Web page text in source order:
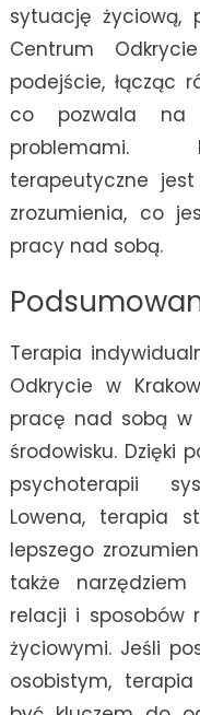
sytuację życiową,
Centrum
podejście, łącząc
co pozwala na
problemami.
terapeutyczne
zrozumienia, co
pracy nad sobą.
Terapia
Odkrycie w
pracę nad sobą w
środowisku. Dzięki
psychoterapii
Lowena, terapia
lepszego
także
relacji i sposobów
życiowymi. Jeśli
osobistym,